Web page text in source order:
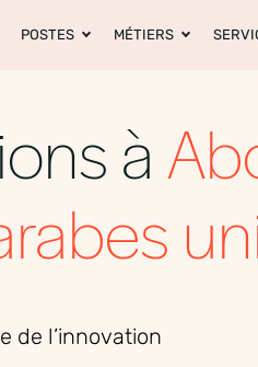
POSTES MÉTIERS
à
de l’innovation